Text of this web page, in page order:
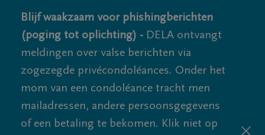
Blijf waakzaam voor phishingberichten
(poging tot oplichting) - DELA ontvangt
meldingen over valse berichten via
zogezegde privécondoléances. Onder het
mom van een condoléance tracht men
mailadressen, andere persoonsgegevens
of een betaling te bekomen. Klik niet op